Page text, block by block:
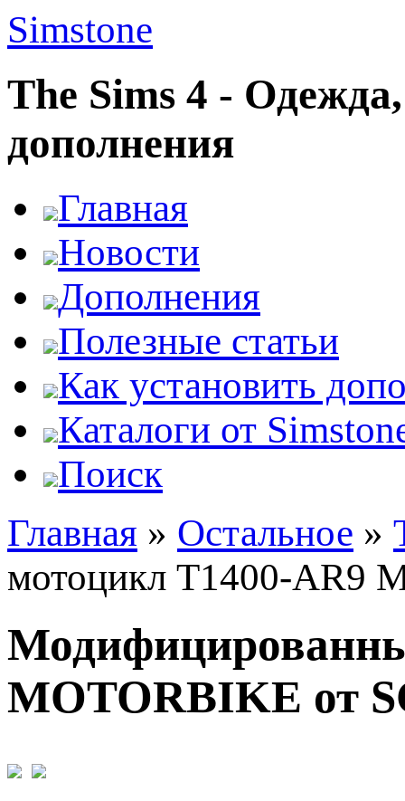
Simstone
The Sims 4 -
дополнения
Главная
Новости
Дополнения
Полезные статьи
Как установить
Каталоги от
Поиск
Главная » Остальное »
мотоцикл T1400-AR9
MOTORBIKE от